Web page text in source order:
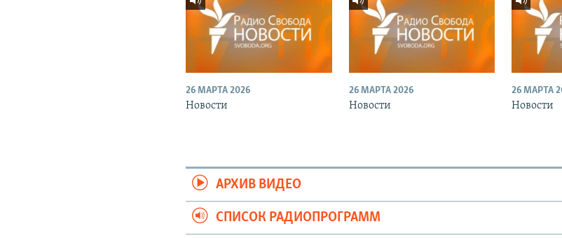
26 МАРТА 2026
Новости
26 МАРТА 2026
Новости
26 МАРТА
Новости
АРХИВ ВИДЕО
СПИСОК РАДИОПРОГРАММ